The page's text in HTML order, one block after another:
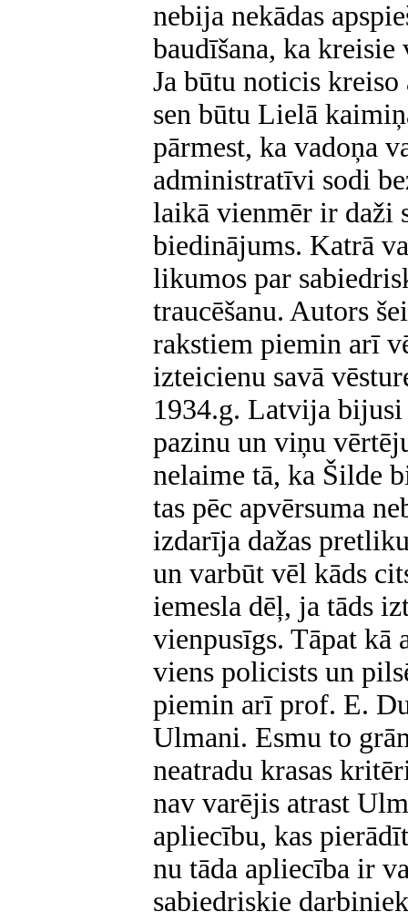
nebija nekādas
baudīšana, ka
Ja būtu noticis
sen būtu Lielā
pārmest, ka vadoņa
administratīvi sodi
laikā vienmēr ir daži
biedinājums. Katrā
likumos par
traucēšanu. Autors
rakstiem piemin arī
izteicienu savā
1934.g. Latvija
pazinu un viņu
nelaime tā, ka Šilde
tas pēc apvērsuma
izdarīja dažas
un varbūt vēl kāds
iemesla dēļ, ja tāds
vienpusīgs. Tāpat kā
viens policists un
piemin arī prof. E.
Ulmani. Esmu to
neatradu krasas
nav varējis atrast
apliecību, kas
nu tāda apliecība ir
sabiedriskie